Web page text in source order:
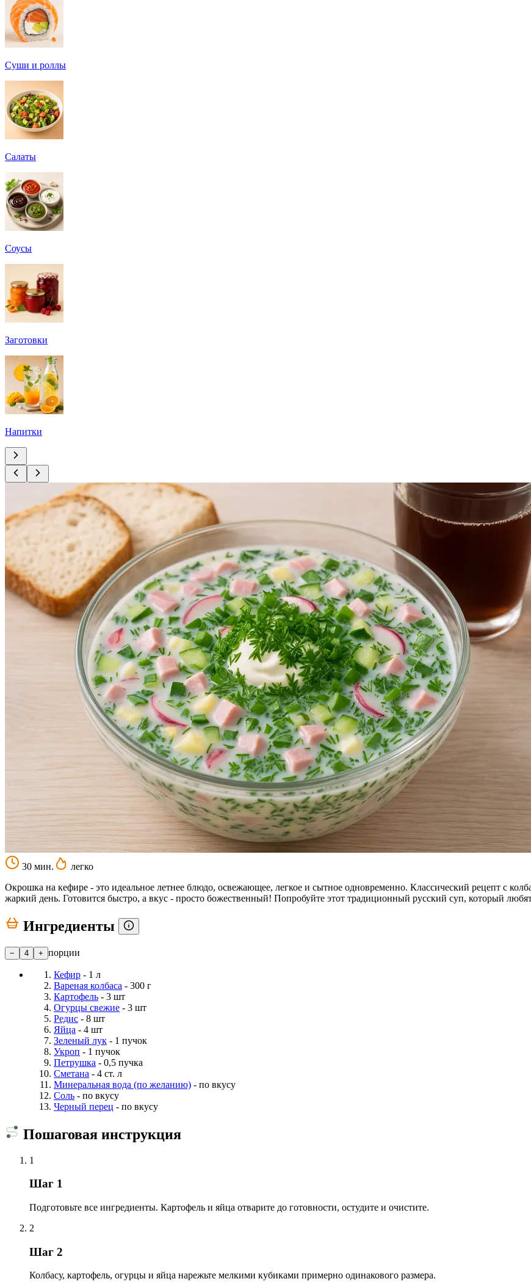
Суши и роллы
Салаты
Соусы
Заготовки
Напитки
30 мин.
легко
Окрошка на кефире - это идеальное летнее блюдо, освежающее, легкое и сытное одновременно. Классический рецепт с
жаркий день. Готовится быстро, а вкус - просто божественный! Попробуйте этот традиционный русский суп, который
Ингредиенты
− 4 + порции
Кефир - 1 л
Вареная колбаса - 300 г
Картофель - 3 шт
Огурцы свежие - 3 шт
Редис - 8 шт
Яйца - 4 шт
Зеленый лук - 1 пучок
Укроп - 1 пучок
Петрушка - 0,5 пучка
Сметана - 4 ст. л
Минеральная вода (по желанию) - по вкусу
Соль - по вкусу
Черный перец - по вкусу
Пошаговая инструкция
1
Шаг 1
Подготовьте все ингредиенты. Картофель и яйца отварите до готовности, остудите и очистите.
2
Шаг 2
Колбасу, картофель, огурцы и яйца нарежьте мелкими кубиками примерно одинакового размера.